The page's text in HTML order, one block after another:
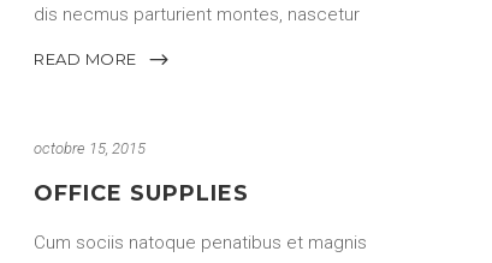
dis necmus parturient montes, nascetur
READ MORE
octobre 15, 2015
OFFICE SUPPLIES
Cum sociis natoque penatibus et magnis